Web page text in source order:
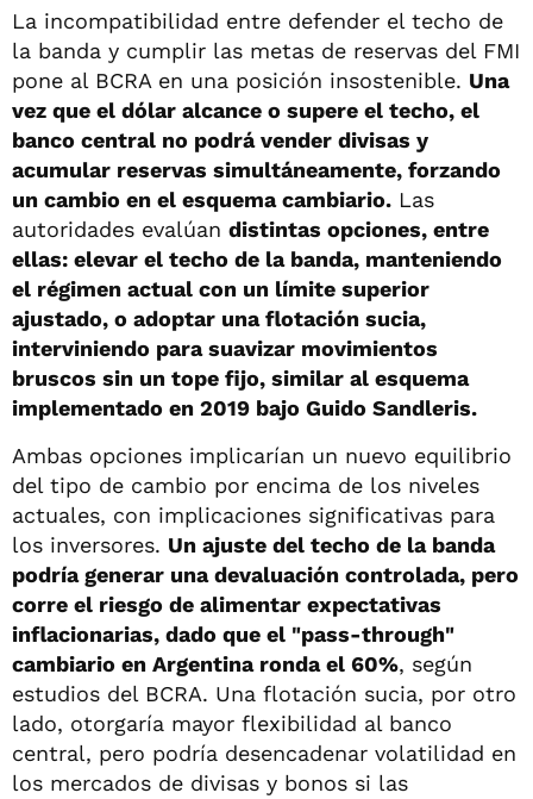
La incompatibilidad entre defender el techo de
la banda y cumplir las metas de reservas del FMI
pone al BCRA en una posición insostenible. Una
vez que el dólar alcance o supere el techo, el
banco central no podrá vender divisas y
acumular reservas simultáneamente, forzando
un cambio en el esquema cambiario. Las
autoridades evalúan distintas opciones, entre
ellas: elevar el techo de la banda, manteniendo
el régimen actual con un límite superior
ajustado, o adoptar una flotación sucia,
interviniendo para suavizar movimientos
bruscos sin un tope fijo, similar al esquema
implementado en 2019 bajo Guido Sandleris.
Ambas opciones implicarían un nuevo equilibrio
del tipo de cambio por encima de los niveles
actuales, con implicaciones significativas para
los inversores. Un ajuste del techo de la banda
podría generar una devaluación controlada, pero
corre el riesgo de alimentar expectativas
inflacionarias, dado que el "pass-through"
cambiario en Argentina ronda el 60%, según
estudios del BCRA. Una flotación sucia, por otro
lado, otorgaría mayor flexibilidad al banco
central, pero podría desencadenar volatilidad en
los mercados de divisas y bonos si las